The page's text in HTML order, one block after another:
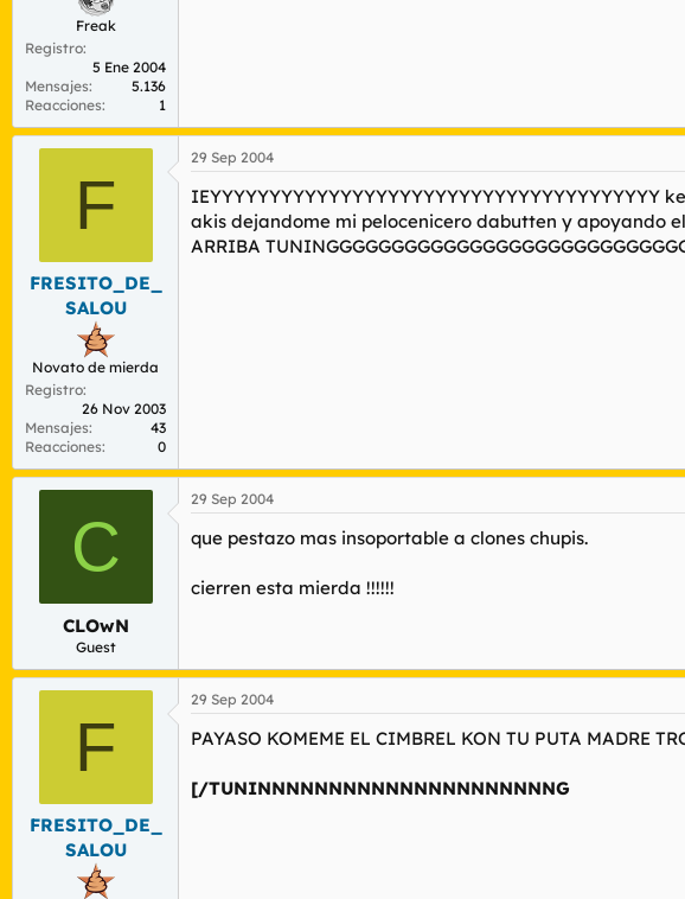
Freak
Registro
5 Ene 2004
Mensajes
5.136
Reacciones
1
F
FRESITO_DE_
SALOU
Novato de mierda
Registro
26 Nov 2003
Mensajes
43
Reacciones
0
29 Sep 2004
akis dejandome mi pelocenicero dabutten y apoyando
ARRIBA
C
CLOwN
Guest
29 Sep 2004
que pestazo mas insoportable a clones chupis.
cierren esta mierda !!!!!!
F
FRESITO_DE_
SALOU
29 Sep 2004
PAYASO KOMEME EL CIMBREL KON TU PUTA MADRE
[/TUNINNNNNNNNNNNNNNNNNNNNNG